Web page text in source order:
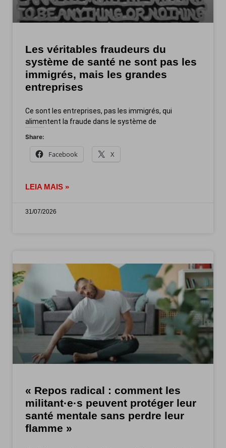
Les véritables fraudeurs du
système de santé ne sont pas les
immigrés, mais les grandes
entreprises
Ce sont les entreprises, pas les immigrés, qui
alimentent la fraude dans le système de
Share:
Facebook X
LEIA MAIS »
31/07/2026
« Repos radical : comment les
militant·e·s peuvent protéger leur
santé mentale sans perdre leur
flamme »